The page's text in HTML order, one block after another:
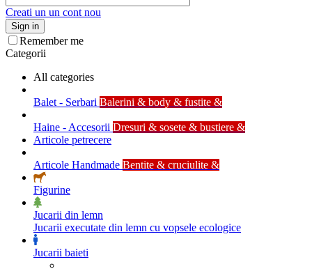
Creati un un cont nou
Sign in
Remember me
Categorii
All categories
Balet - Serbari Balerini & body & fustite &
Haine - Accesorii Dresuri & sosete & bustiere &
Articole petrecere
Articole Handmade Bentite & cruciulite &
Figurine
Jucarii din lemn
Jucarii executate din lemn cu vopsele ecologice
Jucarii baieti